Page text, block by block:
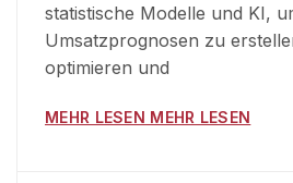
statistische Modelle und KI,
Umsatzprognosen zu
optimieren und
MEHR LESEN MEHR LESEN